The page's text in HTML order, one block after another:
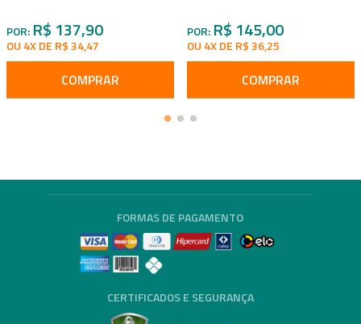
POR: R$ 137,90
OU 4X DE R$ 34,47
COMPRAR
POR: R$ 145,00
OU 4X DE R$ 36,25
COMPRAR
FORMAS DE PAGAMENTO
CERTIFICADOS E SEGURANÇA